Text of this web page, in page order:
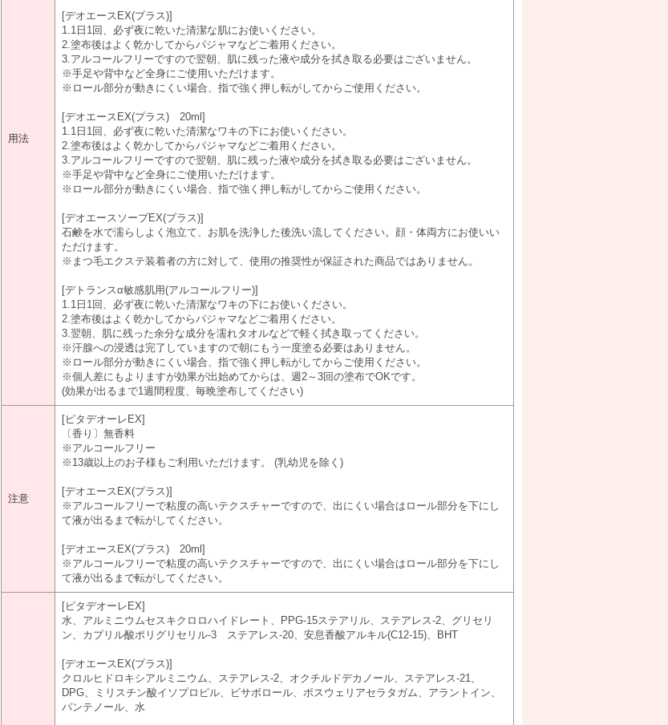
用法
[デオエースEX(プラス)]
1.1日1回、必ず夜に乾いた清潔な肌にお使いください。
2.塗布後はよく乾かしてからパジャマなどご着用ください。
3.アルコールフリーですので翌朝、肌に残った液や成分を拭き取る必要はございません。
※手足や背中など全身にご使用いただけます。
※ロール部分が動きにくい場合、指で強く押し転がしてからご使用ください。
[デオエースEX(プラス) 20ml]
1.1日1回、必ず夜に乾いた清潔なワキの下にお使いください。
2.塗布後はよく乾かしてからパジャマなどご着用ください。
3.アルコールフリーですので翌朝、肌に残った液や成分を拭き取る必要はございません。
※手足や背中など全身にご使用いただけます。
※ロール部分が動きにくい場合、指で強く押し転がしてからご使用ください。
[デオエースソープEX(プラス)]
石鹸を水で濡らしよく泡立て、お肌を洗浄した後洗い流してください。顔・体両方にお使いい
ただけます。
※まつ毛エクステ装着者の方に対して、使用の推奨性が保証された商品ではありません。
[デトランスα敏感肌用(アルコールフリー)]
1.1日1回、必ず夜に乾いた清潔なワキの下にお使いください。
2.塗布後はよく乾かしてからパジャマなどご着用ください。
3.翌朝、肌に残った余分な成分を濡れタオルなどで軽く拭き取ってください。
※汗腺への浸透は完了していますので朝にもう一度塗る必要はありません。
※ロール部分が動きにくい場合、指で強く押し転がしてからご使用ください。
※個人差にもよりますが効果が出始めてからは、週2～3回の塗布でOKです。
(効果が出るまで1週間程度、毎晩塗布してください)
注意
[ピタデオーレEX]
〔香り〕無香料
※アルコールフリー
※13歳以上のお子様もご利用いただけます。 (乳幼児を除く)
[デオエースEX(プラス)]
※アルコールフリーで粘度の高いテクスチャーですので、出にくい場合はロール部分を下にし
て液が出るまで転がしてください。
[デオエースEX(プラス) 20ml]
※アルコールフリーで粘度の高いテクスチャーですので、出にくい場合はロール部分を下にし
て液が出るまで転がしてください。
[ピタデオーレEX]
水、アルミニウムセスキクロロハイドレート、PPG-15ステアリル、ステアレス-2、グリセリ
ン、カプリル酸ポリグリセリル-3 ステアレス-20、安息香酸アルキル(C12-15)、BHT
[デオエースEX(プラス)]
クロルヒドロキシアルミニウム、ステアレス-2、オクチルドデカノール、ステアレス-21、
DPG、ミリスチン酸イソプロピル、ビサボロール、ボスウェリアセラタガム、アラントイン、
パンテノール、水